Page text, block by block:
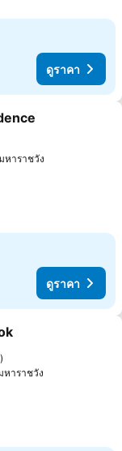
ดูราคา
โปรด
หาราชวัง
ดูราคา
โปรด
หาราชวัง